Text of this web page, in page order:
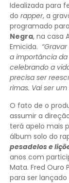
Idealizada para
do rapper, a
programado
Negra, na casa
Emicida.
a importância
celebrando a
precisa ser
rimas. Vai ser um
O fato de o
assumir a
terá apelo mais
álbum solo do
pesadelos e
anos com
Mata. Fred Ouro
para ser lançado